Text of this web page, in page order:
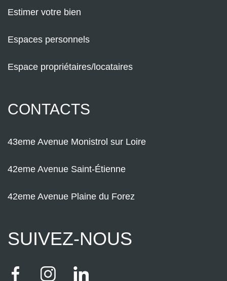
Estimer votre bien
Espaces personnels
Espace propriétaires/locataires
CONTACTS
43eme Avenue Monistrol sur Loire
42eme Avenue Saint-Étienne
42eme Avenue Plaine du Forez
SUIVEZ-NOUS